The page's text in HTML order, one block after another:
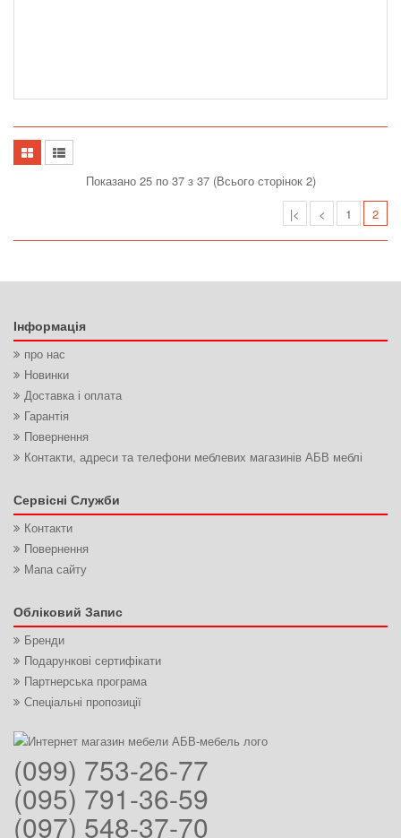
Показано 25 по 37 з 37 (Всього сторінок 2)
|<
< 1 2
Інформація
про нас
Новинки
Доставка і оплата
Гарантія
Повернення
Контакти, адреси та телефони меблевих магазинів АБВ меблі
Сервісні Служби
Контакти
Повернення
Мапа сайту
Обліковий Запис
Бренди
Подарункові сертифікати
Партнерська програма
Спеціальні пропозиції
(099) 753-26-77
(095) 791-36-59
(097) 548-37-70